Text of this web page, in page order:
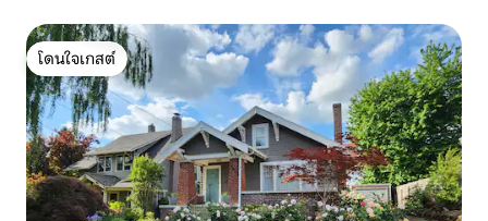
โดนใจเกสต์
โดนใจเกสต์